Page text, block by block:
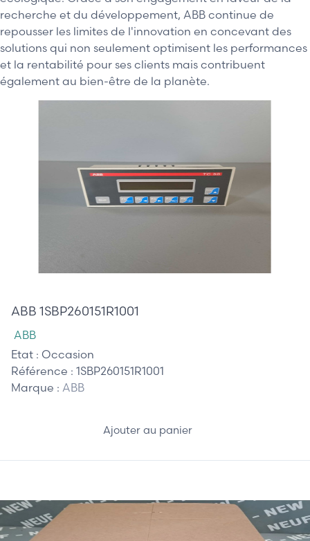
recherche et du développement, ABB continue de
repousser les limites de l'innovation en concevant des
solutions qui non seulement optimisent les performances
et la rentabilité pour ses clients mais contribuent
également au bien-être de la planète.
ABB 1SBP260151R1001
ABB
Etat : Occasion
Référence : 1SBP260151R1001
Marque : ABB
Ajouter au panier